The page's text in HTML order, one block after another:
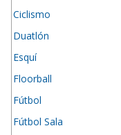
Ciclismo
Duatlón
Esquí
Floorball
Fútbol
Fútbol Sala